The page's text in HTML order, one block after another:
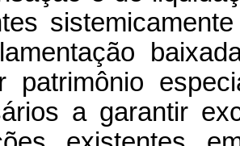
patrimônio
a garantir